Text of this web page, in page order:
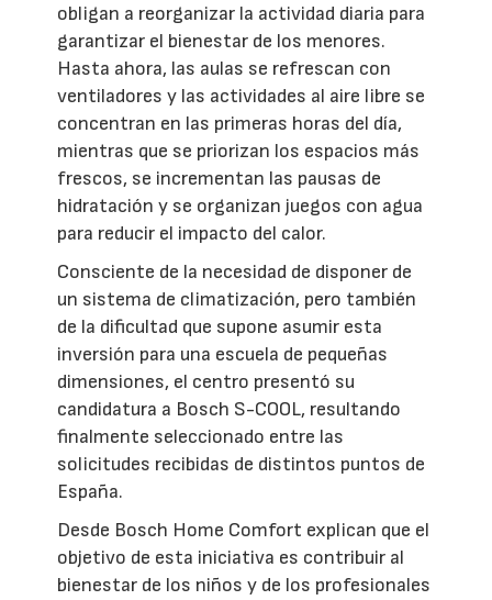
obligan a reorganizar la actividad diaria para
garantizar el bienestar de los menores.
Hasta ahora, las aulas se refrescan con
ventiladores y las actividades al aire libre se
concentran en las primeras horas del día,
mientras que se priorizan los espacios más
frescos, se incrementan las pausas de
hidratación y se organizan juegos con agua
para reducir el impacto del calor.
Consciente de la necesidad de disponer de
un sistema de climatización, pero también
de la dificultad que supone asumir esta
inversión para una escuela de pequeñas
dimensiones, el centro presentó su
candidatura a Bosch S-COOL, resultando
finalmente seleccionado entre las
solicitudes recibidas de distintos puntos de
España.
Desde Bosch Home Comfort explican que el
objetivo de esta iniciativa es contribuir al
bienestar de los niños y de los profesionales